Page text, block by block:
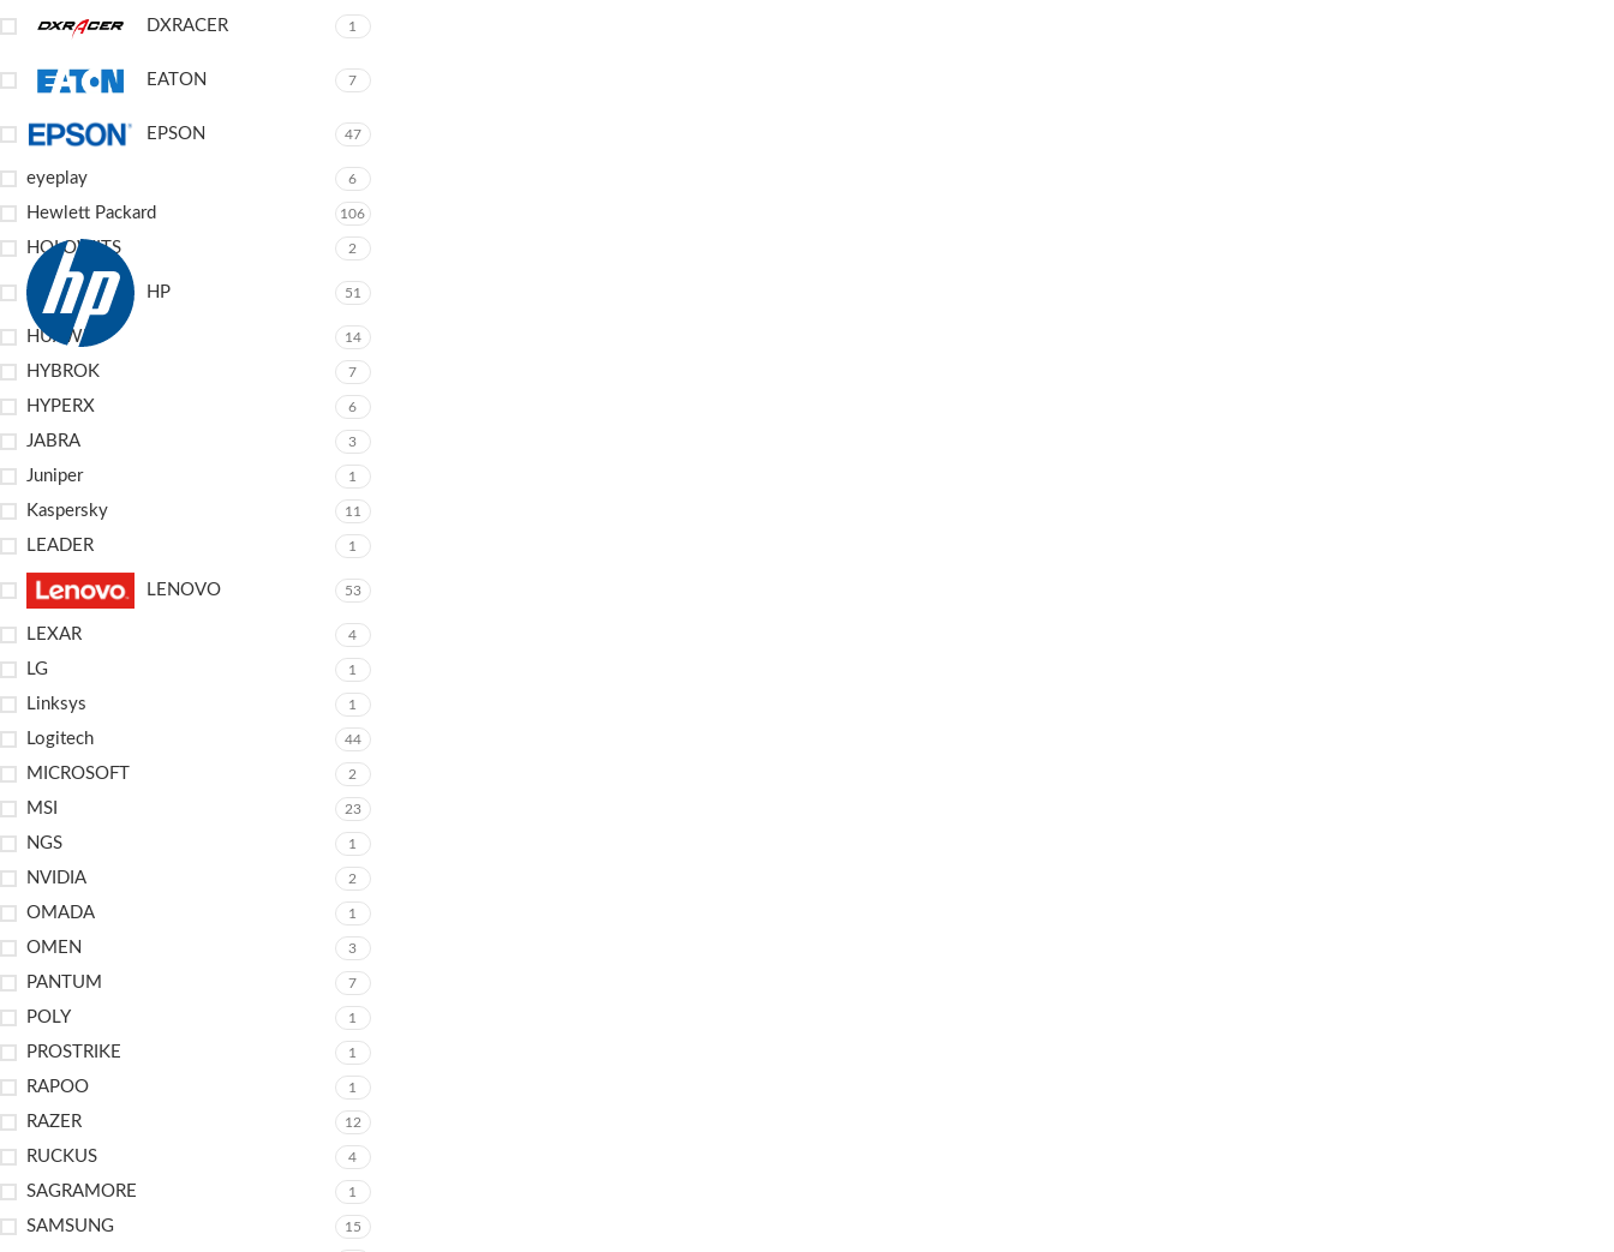
DXRACER 1
EATON 7
EPSON 47
eyeplay 6
Hewlett Packard 106
HOLOWITS 2
HP 51
HUAWEI 14
HYBROK 7
HYPERX 6
JABRA 3
Juniper 1
Kaspersky 11
LEADER 1
LENOVO 53
LEXAR 4
LG 1
Linksys 1
Logitech 44
MICROSOFT 2
MSI 23
NGS 1
NVIDIA 2
OMADA 1
OMEN 3
PANTUM 7
POLY 1
PROSTRIKE 1
RAPOO 1
RAZER 12
RUCKUS 4
SAGRAMORE 1
SAMSUNG 15